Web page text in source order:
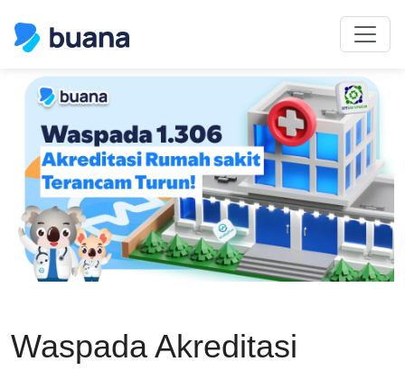
Waspada Akreditasi